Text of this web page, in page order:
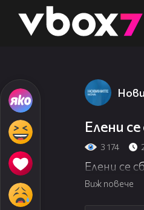
👾
Елени
3 174
Елени се
Виж повече